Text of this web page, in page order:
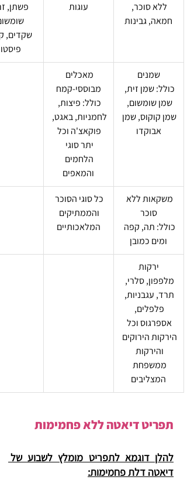
ללא סוכר,
חמאה, גבינות
עוגות
פשתן,
שקדים,
שמנים
כולל: שמן זית,
שמן שומשום,
שמן קוקוס, שמן
אבוקדו
מאכלים
מבוססי-קמח
כולל: פיצות,
לחמניות, באגט,
פוקאצ'ה וכל
יתר סוגי
הלחמים
והמאפים
משקאות ללא
סוכר
כולל: תה, קפה
ומים כמובן
כל סוגי הסוכר
והממתיקים
המלאכותיים
ירקות
מלפפון, סלרי,
תרד, עגבניות,
פלפלים,
אספרגוס וכל
הירקות הירוקים
והירקות
ממשפחת
המצליבים
תפריט דיאטה ללא פחמימות
דיאטה דלת פחמימות: